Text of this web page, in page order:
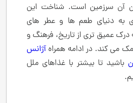
آن سرزمین است. شناخت این
به دنیای طعم‌ ها و عطر های
عمیق ‌تری از تاریخ، فرهنگ و
می ‌کند. در ادامه همراهآژانس
باشید تا بیشتر با غذاهای ملل